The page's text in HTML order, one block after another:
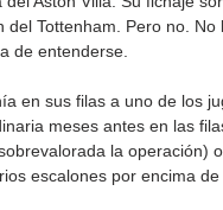
Tottenham. Pero no. No
de entenderse.
en sus filas a uno de los
meses antes en las
la operación)
escalones por encima de